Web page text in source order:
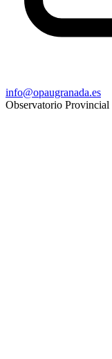
info@opaugranada.es
Observatorio Provincial